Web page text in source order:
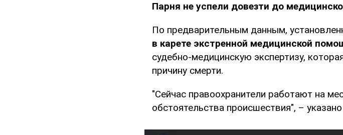
Парня не успели довезти до
По предварительным данным,
в карете экстренной медицинской
судебно-медицинскую экспертизу,
причину смерти.
"Сейчас правоохранители работают на
обстоятельства происшествия", –